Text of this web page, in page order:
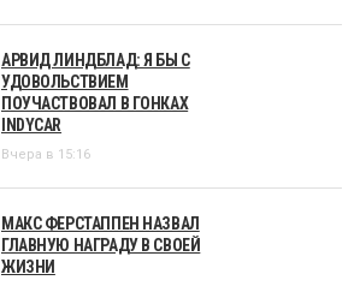
АРВИД ЛИНДБЛАД: Я БЫ С
УДОВОЛЬСТВИЕМ
ПОУЧАСТВОВАЛ В ГОНКАХ
INDYCAR
Вчера в 15:16
МАКС ФЕРСТАППЕН НАЗВАЛ
ГЛАВНУЮ НАГРАДУ В СВОЕЙ
ЖИЗНИ